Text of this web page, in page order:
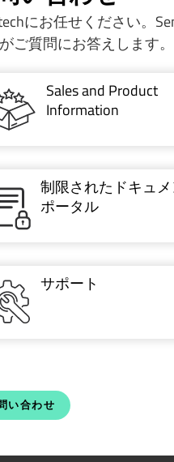
にお任せください。
ご質問にお答えします。
Sales and Product
Information
制限されたドキュメ
ポータル
サポート
い合わせ